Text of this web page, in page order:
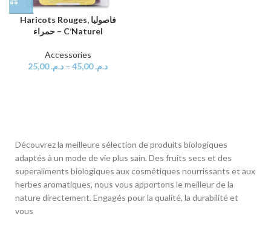
Haricots Rouges, فاصوليا
حمراء – C’Naturel
Accessories
د.م.25,00 – د.م.45,00
Découvrez la meilleure sélection de produits biologiques
adaptés à un mode de vie plus sain. Des fruits secs et des
superaliments biologiques aux cosmétiques nourrissants et aux
herbes aromatiques, nous vous apportons le meilleur de la
nature directement. Engagés pour la qualité, la durabilité et
vous